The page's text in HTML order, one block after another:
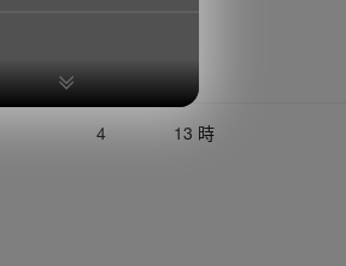
4 13 時